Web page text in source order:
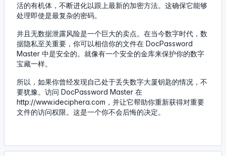
活的有机体，不断进化以跟上最新的加密方法。这确保它能够
处理即使是最复杂的密码。
并且无数据泄露风险是一个巨大的卖点。在当今数字时代，数
据隐私至关重要，你可以相信你的文件在 DocPassword
Master 中是安全的。就像有一个安全的金库来保护你的数字
宝藏一样。
所以，如果你曾经发现自己处于丢失数字大厦钥匙的情况，不
要犹豫。访问 DocPassword Master 在
http://www.ideciphera.com，并让它帮助你重新获得对重要
文件的访问权限。这是一个你不会后悔的决定。